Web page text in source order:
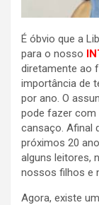
É óbvio que a
para o nosso
diretamente ao
importância de
por ano. O
pode fazer com
cansaço. Afinal
próximos 20
alguns leitores,
nossos filhos e
Agora, existe